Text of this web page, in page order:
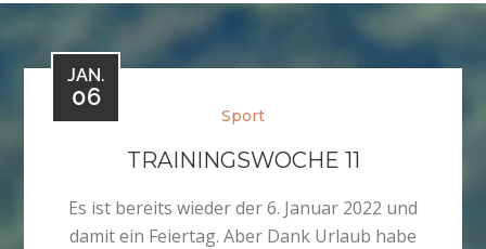
JAN.
06
Sport
TRAININGSWOCHE 11
Es ist bereits wieder der 6. Januar 2022 und
damit ein Feiertag. Aber Dank Urlaub habe